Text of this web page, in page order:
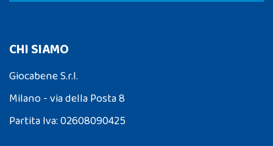
CHI SIAMO
Giocabene S.r.l.
Milano - via della Posta 8
Partita Iva: 02608090425